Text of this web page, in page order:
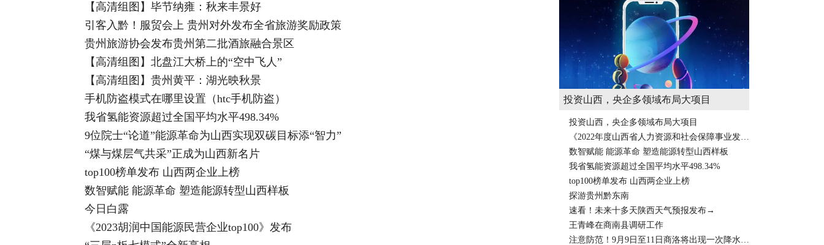
【高清组图】毕节纳雍：秋来丰景好
引客入黔！服贸会上 贵州对外发布全省旅游奖励政策
贵州旅游协会发布贵州第二批酒旅融合景区
【高清组图】北盘江大桥上的“空中飞人”
【高清组图】贵州黄平：湖光映秋景
手机防盗模式在哪里设置（htc手机防盗）
我省氢能资源超过全国平均水平498.34%
9位院士“论道”能源革命为山西实现双碳目标添“智力”
“煤与煤层气共采”正成为山西新名片
top100榜单发布 山西两企业上榜
数智赋能 能源革命 塑造能源转型山西样板
今日白露
《2023胡润中国能源民营企业top100》发布
投资山西，央企多领域布局大项目
投资山西，央企多领域布局大项目
《2022年度山西省人力资源和社会保障事业发展统计公报》发布
数智赋能 能源革命 塑造能源转型山西样板
我省氢能资源超过全国平均水平498.34%
top100榜单发布 山西两企业上榜
探游贵州黔东南
速看！未来十多天陕西天气预报发布→
王青峰在商南县调研工作
注意防范！9月9日至11日商洛将出现一次降水天气过程